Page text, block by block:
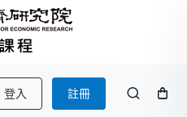
登入 註冊